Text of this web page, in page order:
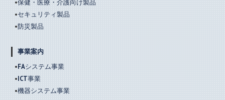
保健・医療・介護向け製品
セキュリティ製品
防災製品
事業案内
FAシステム事業
ICT事業
機器システム事業